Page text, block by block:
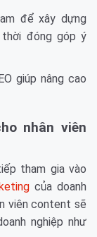
để xây dựng
đóng góp ý
giúp nâng cao
nhân viên
tham gia vào
của doanh
viên content sẽ
nghiệp như